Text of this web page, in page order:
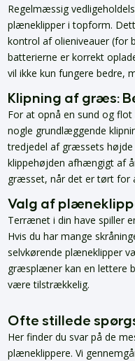
Regelmæssig
plæneklipper i topform.
kontrol af olieniveauer (for
batterierne er korrekt
vil ikke kun fungere bedre,
Klipning af græs:
For at opnå en sund og
nogle grundlæggende
tredjedel af græssets
klippehøjden afhængigt af
græsset, når det er tørt for
Valg af
Terrænet i din have spiller
Hvis du har mange
selvkørende plæneklipper
græsplæner kan en lettere
være tilstrækkelig.
Ofte stillede
Her finder du svar på de
plæneklippere. Vi